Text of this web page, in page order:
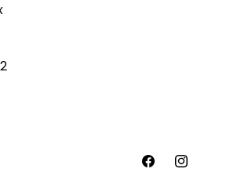
FacebookInstagram